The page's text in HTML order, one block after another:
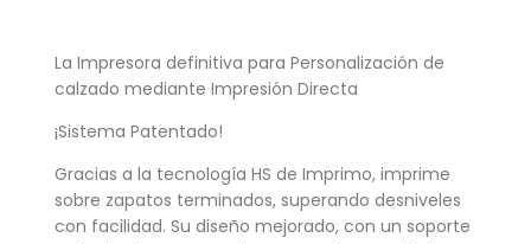
La Impresora definitiva para Personalización de
calzado mediante Impresión Directa
¡Sistema Patentado!
Gracias a la tecnología HS de Imprimo, imprime
sobre zapatos terminados, superando desniveles
con facilidad. Su diseño mejorado, con un soporte